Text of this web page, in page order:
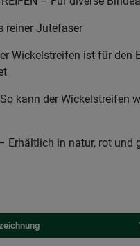
reiner Jutefaser
Wickelstreifen ist für den
kann der Wickelstreifen
Erhältlich in natur, rot und